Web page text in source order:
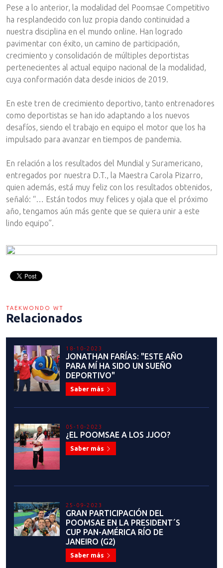
Pese a lo anterior, la modalidad del Poomsae Competitivo
ha resplandecido con luz propia dando continuidad a
nuestra disciplina en el mundo online. Han logrado
pavimentar con éxito, un camino de participación,
crecimiento y consolidación de múltiples deportistas
pertenecientes al actual equipo nacional de la modalidad,
cuya conformación data desde inicios de 2019.
En este tren de crecimiento deportivo, tanto entrenadores
como deportistas se han ido adaptando a los nuevos
desafíos, siendo el trabajo en equipo el motor que los ha
impulsado para avanzar en tiempos de pandemia.
En relación a los resultados del Mundial y Suramericano,
entregados por nuestra D.T., la Maestra Carola Pizarro,
quien además, está muy feliz con los resultados obtenidos,
señaló: “… Están todos muy felices y ojala que el próximo
año, tengamos aún más gente que se quiera unir a este
lindo equipo”.
TAEKWONDO WT
Relacionados
18-10-2023
JONATHAN FARÍAS: "ESTE AÑO
PARA MÍ HA SIDO UN SUEÑO
DEPORTIVO"
Saber más
05-10-2023
¿EL POOMSAE A LOS JJOO?
Saber más
25-09-2023
GRAN PARTICIPACIÓN DEL
POOMSAE EN LA PRESIDENT´S
CUP PAN-AMÉRICA RÍO DE
JANEIRO (G2)
Saber más